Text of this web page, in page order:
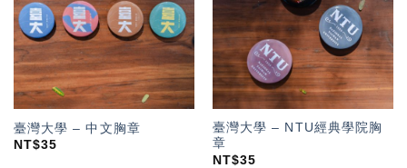
單」
臺灣大學 – 中文胸章
NT$35
單」
臺灣大學 – NTU經典學院胸
章
NT$35